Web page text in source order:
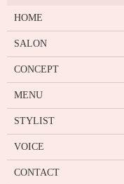
HOME
SALON
CONCEPT
MENU
STYLIST
VOICE
CONTACT